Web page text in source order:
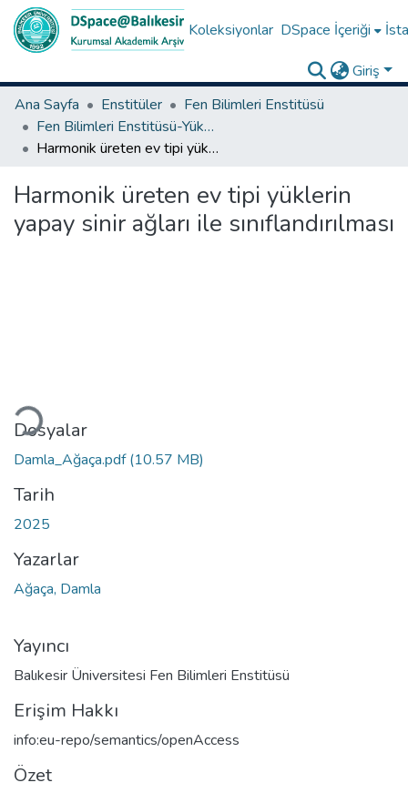
Koleksiyonlar DSpace İçeriği
Giriş
Ana Sayfa
Enstitüler
Fen Bilimleri Enstitüsü
Fen Bilimleri Enstitüsü-Yüksek Lisans Tezleri
Harmonik üreten ev tipi yüklerin yapay sinir ağları ile sınıflandırılması
Harmonik üreten ev tipi yüklerin
yapay sinir ağları ile sınıflandırılması
Yükleniyor...
Dosyalar
Damla_Ağaça.pdf(10.57 MB)
Tarih
2025
Yazarlar
Ağaça, Damla
Yayıncı
Balıkesir Üniversitesi Fen Bilimleri Enstitüsü
Erişim Hakkı
info:eu-repo/semantics/openAccess
Özet